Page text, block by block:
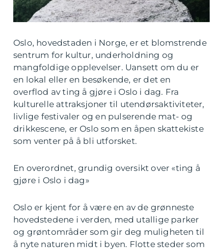
Oslo, hovedstaden i Norge, er et blomstrende
sentrum for kultur, underholdning og
mangfoldige opplevelser. Uansett om du er
en lokal eller en besøkende, er det en
overflod av ting å gjøre i Oslo i dag. Fra
kulturelle attraksjoner til utendørsaktiviteter,
livlige festivaler og en pulserende mat- og
drikkescene, er Oslo som en åpen skattekiste
som venter på å bli utforsket.
En overordnet, grundig oversikt over «ting å
gjøre i Oslo i dag»
Oslo er kjent for å være en av de grønneste
hovedstedene i verden, med utallige parker
og grøntområder som gir deg muligheten til
å nyte naturen midt i byen. Flotte steder som